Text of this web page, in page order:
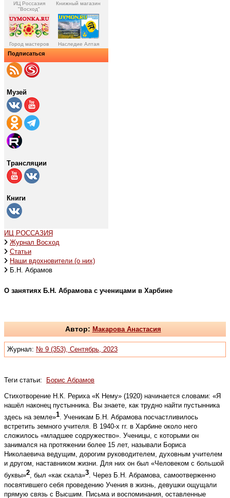
ИЦ Россазия
"Восход"
Книжный магазин
Город мастеров Наследие Алтая
Подписаться
Музей
Трансляции
Книги
ИЦ РОССАЗИЯ
Журнал Восход
Статьи
Наши вдохновители (о них)
Б.Н. Абрамов
О занятиях Б.Н. Абрамова с ученицами в Харбине
Автор: Макарова Анастасия
Журнал: № 9 (353), Сентябрь, 2023
Теги статьи: Борис Абрамов
Стихотворение Н.К. Рериха «К Нему» (1920) начинается словами: «Я
нашёл наконец пустынника. Вы знаете, как трудно найти пустынника
здесь на земле»1. Ученикам Б.Н. Абрамова посчастливилось
встретить земного учителя. В 1940-х гг. в Харбине около него
сложилось «младшее содружество». Ученицы, с которыми он
занимался на протяжении более 15 лет, называли Бориса
Николаевича ведущим, дорогим руководителем, духовным учителем
и другом, наставником жизни. Для них он был «Человеком с большой
буквы»2, был «как скала»3. Через Б.Н. Абрамова, самоотверженно
посвятившего себя проведению Учения в жизнь, девушки ощущали
прямую связь с Высшим. Письма и воспоминания, оставленные